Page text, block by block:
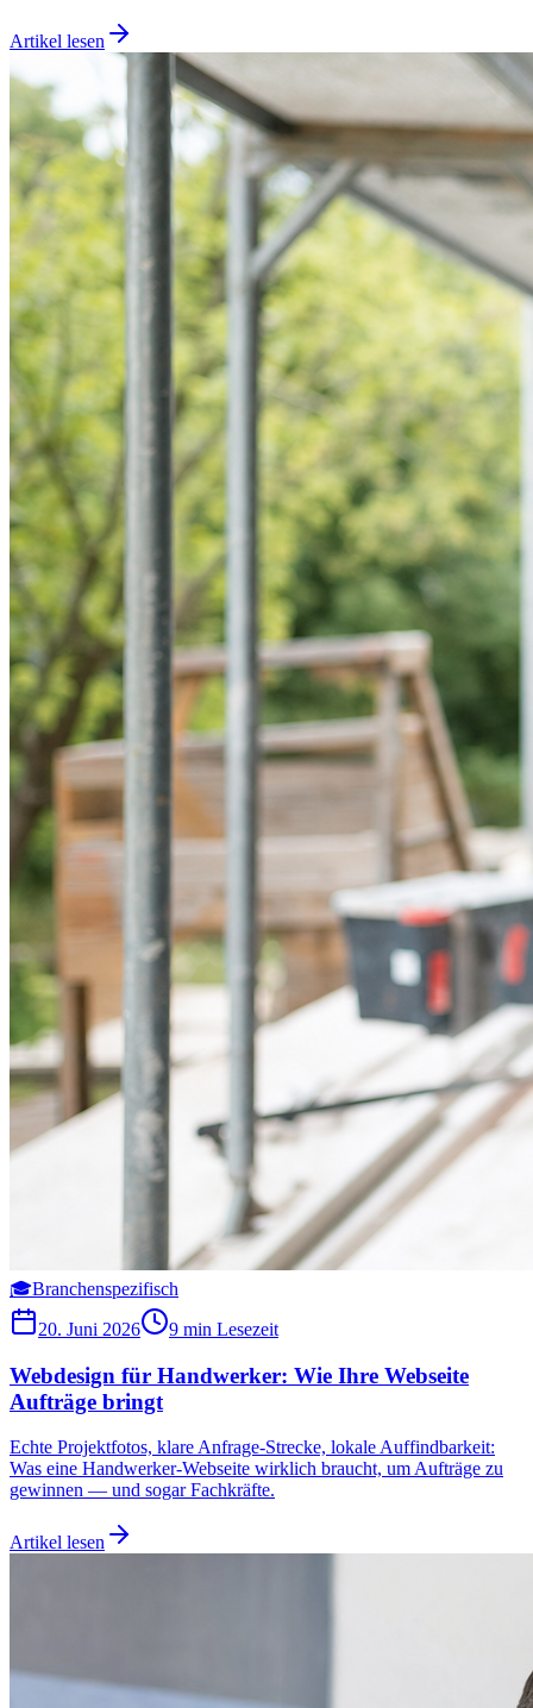
Artikel lesen
🎓Branchenspezifisch
20. Juni 2026
9 min Lesezeit
Webdesign für Handwerker: Wie Ihre Webseite
Aufträge bringt
Echte Projektfotos, klare Anfrage-Strecke, lokale Auffindbarkeit:
Was eine Handwerker-Webseite wirklich braucht, um Aufträge zu
gewinnen — und sogar Fachkräfte.
Artikel lesen